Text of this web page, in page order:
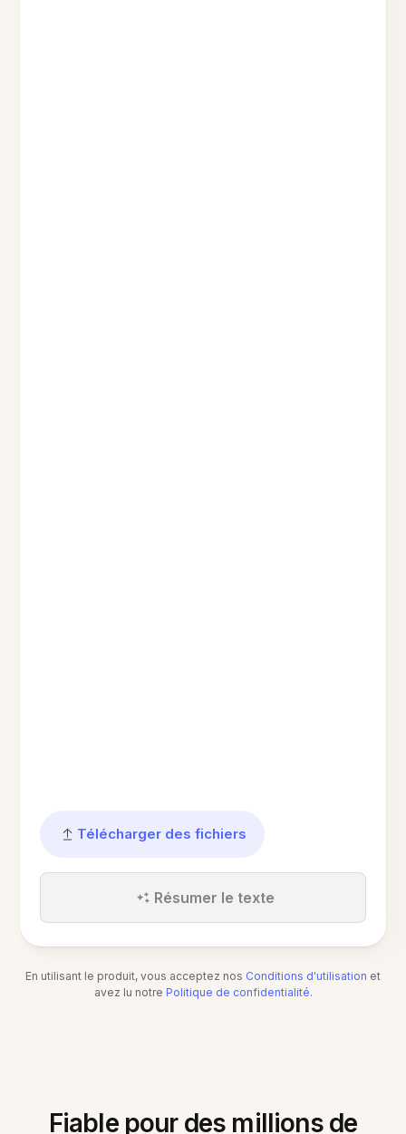
Télécharger des fichiers
Résumer le texte
En utilisant le produit, vous acceptez nos Conditions d'utilisation et
avez lu notre Politique de confidentialité.
Fiable pour des millions de